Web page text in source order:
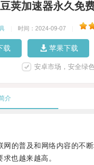
豆荚加速器永久免
时间：2024-09-07
载 苹果下载
安卓市场，安全绿
介
的普及和网络内容的不断
也越来越高。